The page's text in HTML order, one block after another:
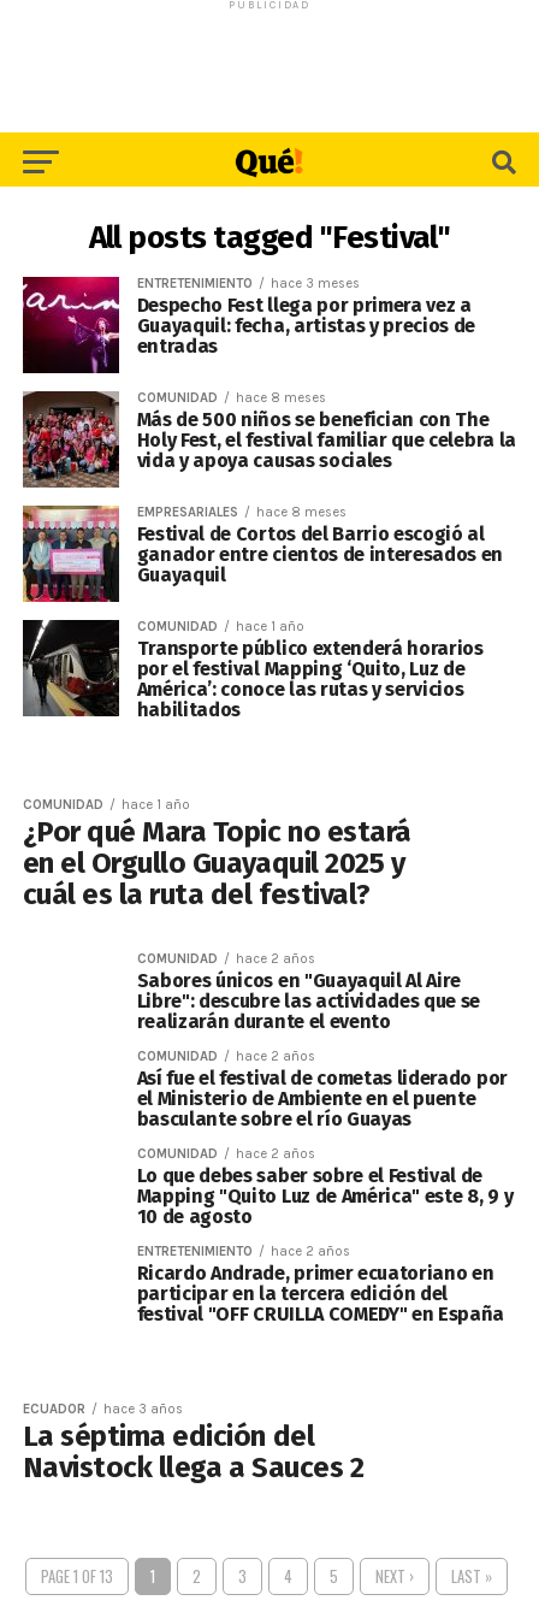
PUBLICIDAD
All posts tagged "Festival"
ENTRETENIMIENTO hace 3 meses
Despecho Fest llega por primera vez a
Guayaquil: fecha, artistas y precios de
entradas
COMUNIDAD hace 8 meses
Más de 500 niños se benefician con The
Holy Fest, el festival familiar que celebra la
vida y apoya causas sociales
EMPRESARIALES hace 8 meses
Festival de Cortos del Barrio escogió al
ganador entre cientos de interesados en
Guayaquil
COMUNIDAD hace 1 año
Transporte público extenderá horarios
por el festival Mapping ‘Quito, Luz de
América’: conoce las rutas y servicios
habilitados
COMUNIDAD hace 1 año
¿Por qué Mara Topic no estará
en el Orgullo Guayaquil 2025 y
cuál es la ruta del festival?
COMUNIDAD hace 2 años
Sabores únicos en "Guayaquil Al Aire
Libre": descubre las actividades que se
realizarán durante el evento
COMUNIDAD hace 2 años
Así fue el festival de cometas liderado por
el Ministerio de Ambiente en el puente
basculante sobre el río Guayas
COMUNIDAD hace 2 años
Lo que debes saber sobre el Festival de
Mapping "Quito Luz de América" este 8, 9 y
10 de agosto
ENTRETENIMIENTO hace 2 años
Ricardo Andrade, primer ecuatoriano en
participar en la tercera edición del
festival "OFF CRUILLA COMEDY" en España
ECUADOR hace 3 años
La séptima edición del
Navistock llega a Sauces 2
PAGE 1 OF 13 1 2 3 4 5 NEXT › LAST »